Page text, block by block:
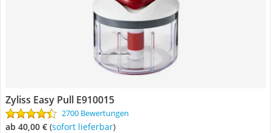
Zyliss Easy Pull E910015
2700 Bewertungen
ab 40,00 € ( Sofort lieferbar)